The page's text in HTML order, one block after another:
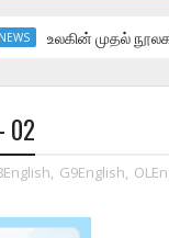
உலகின் முதல் நூலகம்
02
, G9English,